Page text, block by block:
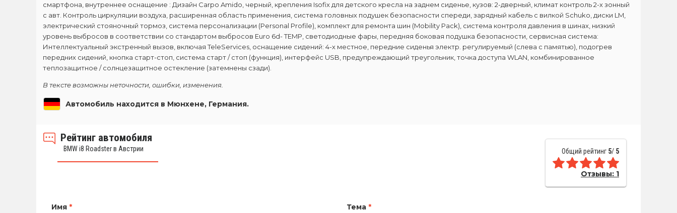
смартфона, внутреннее оснащение : Дизайн Carpo Amido, черный, крепления Isofix для детского кресла на заднем сиденье, кузов: 2-дверный, климат контроль 2-х зонный
с авт. Контроль циркуляции воздуха, расширенная область применения, система головных подушек безопасности спереди, зарядный кабель с вилкой Schuko, диски LM,
электрический стояночный тормоз, система персонализации (Personal Profile), комплект для ремонта шин (Mobility Pack), система контроля давления в шинах, низкий
уровень выбросов в соответствии со стандартом выбросов Euro 6d- TEMP, светодиодные фары, передняя боковая подушка безопасности, сервисная система:
Интеллектуальный экстренный вызов, включая TeleServices, оснащение сидений: 4-х местное, передние сиденья электр. регулируемый (слева с памятью), подогрев
передних сидений, кнопка старт-стоп, система старт / стоп (функция), интерфейс USB, предупреждающий треугольник, точка доступа WLAN, комбинированное
теплозащитное / солнцезащитное остекление (затемнены сзади).
В тексте возможны неточности, ошибки, изменения.
Автомобиль находится в Мюнхене, Германия.
Рейтинг автомобиля
BMW i8 Roadster в Австрии Общий рейтинг 5/ 5
Отзывы: 1
Имя * Тема *